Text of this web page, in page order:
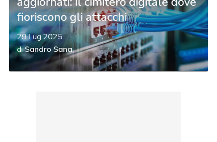
fioriscono gli attacchi
29 Lug 2025
diSandro Sana